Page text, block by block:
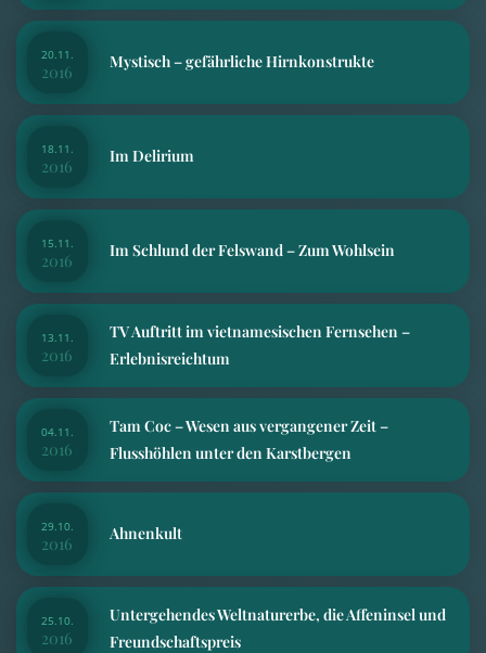
20.11.
2016 Mystisch – gefährliche Hirnkonstrukte
18.11.
2016 Im Delirium
15.11.
2016 Im Schlund der Felswand – Zum Wohlsein
13.11.
2016
TV Auftritt im vietnamesischen Fernsehen –
Erlebnisreichtum
04.11.
2016
Tam Coc – Wesen aus vergangener Zeit –
Flusshöhlen unter den Karstbergen
29.10.
2016 Ahnenkult
25.10.
2016
Untergehendes Weltnaturerbe, die Affeninsel und
Freundschaftspreis